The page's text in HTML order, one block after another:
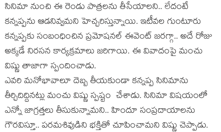
సినిమా నుంచి ఈ రెండు పాత్ర‌ల‌ను తీసేయాల‌ని.. లేదంటే
క‌న్న‌ప్ప‌ను ఆడ‌నివ్వ‌మ‌ని హెచ్చ‌రిస్తున్నాయి. ఇటీవ‌ల గుంటూరు
క‌న్న‌ప్ప‌కు సంబంధించిన ప్ర‌మోష‌న‌ల్ ఈవెంట్ జ‌ర‌గ్గా.. అదే రోజు
అక్క‌డే నిర‌స‌న కార్య‌క్ర‌మాలు జ‌రిగాయి. ఈ వివాదంపై మంచు
విష్ణు తాజాగా స్పందించాడు.
ఎవ‌రి మ‌నోభావాలూ దెబ్బ తీయ‌కుండా క‌న్న‌ప్ప సినిమాను
తీర్చిదిద్దిన‌ట్లు మంచు విష్ణు స్ప‌ష్టం చేశాడు. సినిమా విష‌యంలో
ఎన్నో జాగ్ర‌త్త‌లు తీసుకున్నామ‌ని.. హిందూ సంప్ర‌దాయాల‌ను
గౌర‌విస్తూ.. ప‌ర‌మ‌శివుడిని భ‌క్తితో చూపించామ‌ని విష్ణు చెప్పాడు.